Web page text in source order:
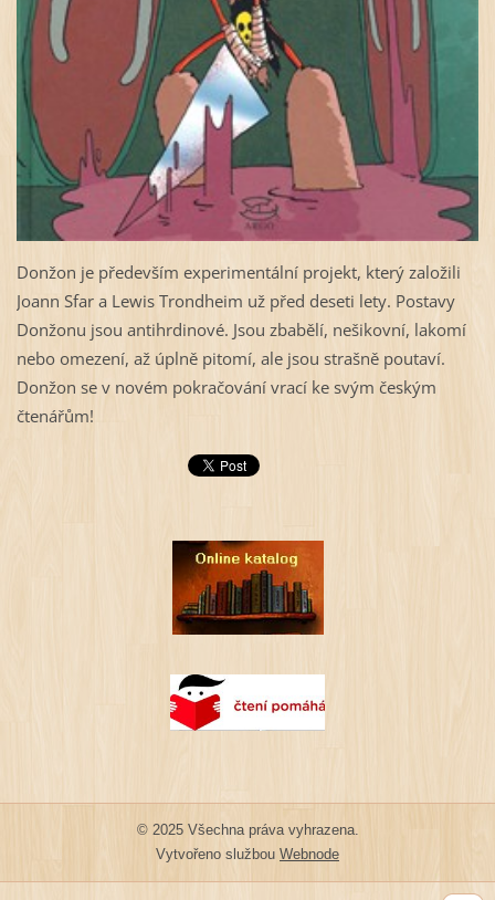
Donžon je především experimentální projekt, který založili
Joann Sfar a Lewis Trondheim už před deseti lety. Postavy
Donžonu jsou antihrdinové. Jsou zbabělí, nešikovní, lakomí
nebo omezení, až úplně pitomí, ale jsou strašně poutaví.
Donžon se v novém pokračování vrací ke svým českým
čtenářům!
© 2025 Všechna práva vyhrazena.
Vytvořeno službou Webnode